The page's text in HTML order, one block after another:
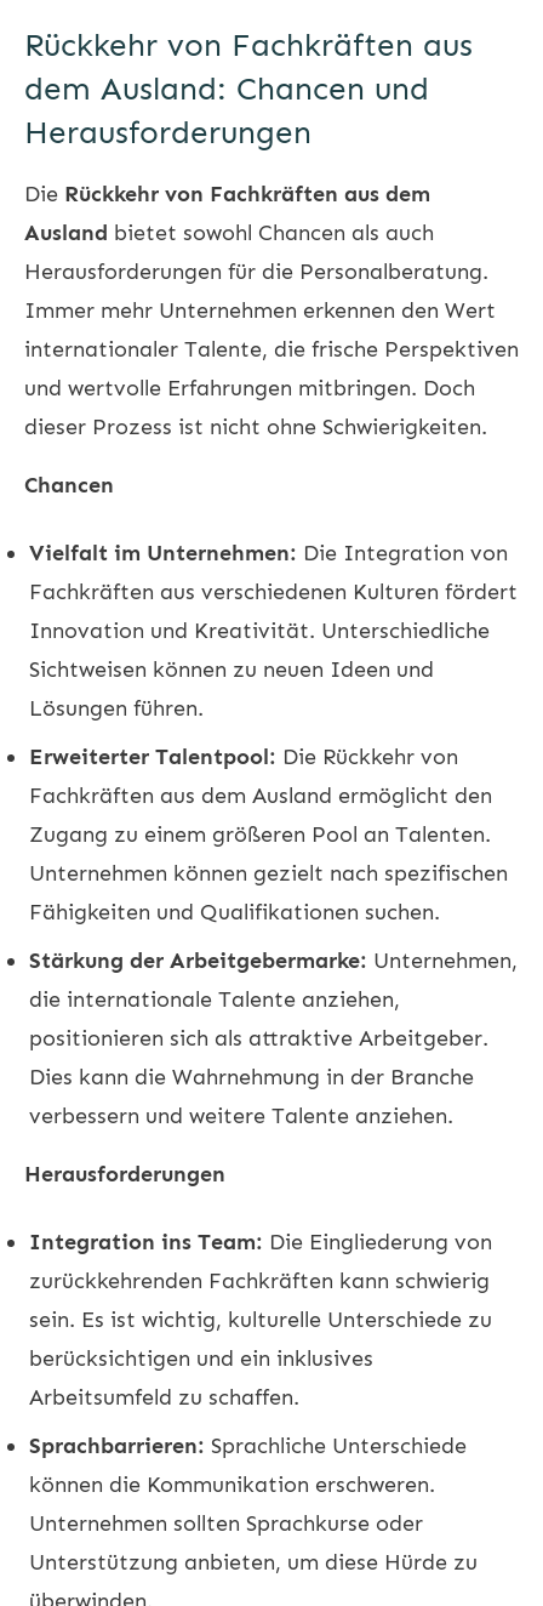
Rückkehr von Fachkräften aus
dem Ausland: Chancen und
Herausforderungen
Die Rückkehr von Fachkräften aus dem
Ausland bietet sowohl Chancen als auch
Herausforderungen für die Personalberatung.
Immer mehr Unternehmen erkennen den Wert
internationaler Talente, die frische Perspektiven
und wertvolle Erfahrungen mitbringen. Doch
dieser Prozess ist nicht ohne Schwierigkeiten.
Chancen
Vielfalt im Unternehmen: Die Integration von
Fachkräften aus verschiedenen Kulturen fördert
Innovation und Kreativität. Unterschiedliche
Sichtweisen können zu neuen Ideen und
Lösungen führen.
Erweiterter Talentpool: Die Rückkehr von
Fachkräften aus dem Ausland ermöglicht den
Zugang zu einem größeren Pool an Talenten.
Unternehmen können gezielt nach spezifischen
Fähigkeiten und Qualifikationen suchen.
Stärkung der Arbeitgebermarke: Unternehmen,
die internationale Talente anziehen,
positionieren sich als attraktive Arbeitgeber.
Dies kann die Wahrnehmung in der Branche
verbessern und weitere Talente anziehen.
Herausforderungen
Integration ins Team: Die Eingliederung von
zurückkehrenden Fachkräften kann schwierig
sein. Es ist wichtig, kulturelle Unterschiede zu
berücksichtigen und ein inklusives
Arbeitsumfeld zu schaffen.
Sprachbarrieren: Sprachliche Unterschiede
können die Kommunikation erschweren.
Unternehmen sollten Sprachkurse oder
Unterstützung anbieten, um diese Hürde zu